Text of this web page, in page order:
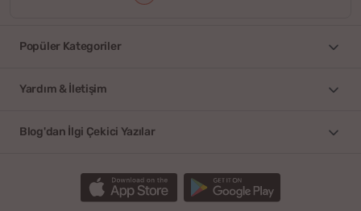
Popüler Kategoriler
Yardım & İletişim
Blog'dan İlgi Çekici Yazılar